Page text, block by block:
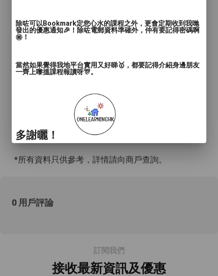
*所有資料只供參考，詳情請向商戶查詢。
0 用戶評論
訂閱我們
接收最新資訊及優惠
除咗可以Bookmark定您心水的課程之外，更會定期收到我哋
發出的優惠通知🎉！除咗電郵資料準確外，仲有要記得密碼啊
㊙️！
當然如果覺得我地平台實用又好睇🥇，都要記得介紹身邊朋友
一齊上嚟搵課程報讀呀🎊。
多謝曬！